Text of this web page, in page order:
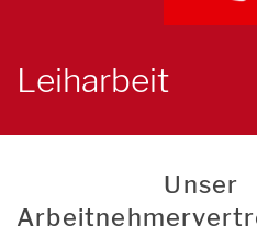
Leiharbeit
Unser